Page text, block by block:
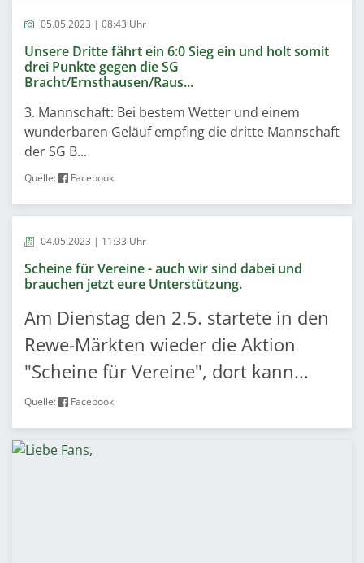
05.05.2023 | 08:43 Uhr
Unsere Dritte fährt ein 6:0 Sieg ein und holt somit
drei Punkte gegen die SG
Bracht/Ernsthausen/Raus...
3. Mannschaft: Bei bestem Wetter und einem
wunderbaren Geläuf empfing die dritte Mannschaft
der SG B...
Quelle: Facebook
04.05.2023 | 11:33 Uhr
Scheine für Vereine - auch wir sind dabei und
brauchen jetzt eure Unterstützung.
Am Dienstag den 2.5. startete in den
Rewe-Märkten wieder die Aktion
"Scheine für Vereine", dort kann...
Quelle: Facebook